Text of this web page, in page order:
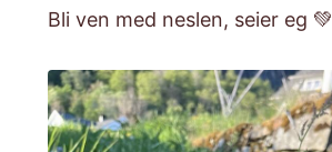
Bli ven med neslen, seier eg 💚